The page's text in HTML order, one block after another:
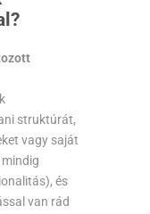
struktúrát,
vagy saját
és
van rád